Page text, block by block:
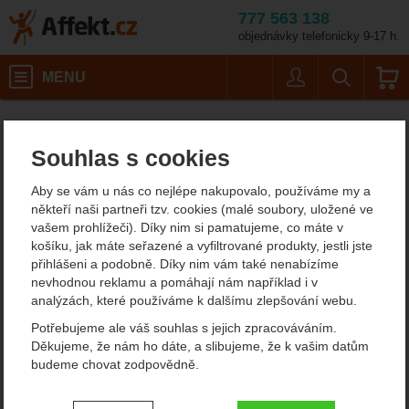
Souhlas s cookies
Aby se vám u nás co nejlépe nakupovalo, používáme my a
někteří naši partneři tzv. cookies (malé soubory, uložené ve
vašem prohlížeči). Díky nim si pamatujeme, co máte v
košíku, jak máte seřazené a vyfiltrované produkty, jestli jste
přihlášeni a podobně. Díky nim vám také nenabízíme
nevhodnou reklamu a pomáhají nám například i v
analýzách, které používáme k dalšímu zlepšování webu.
Potřebujeme ale váš souhlas s jejich zpracováváním.
Děkujeme, že nám ho dáte, a slibujeme, že k vašim datům
budeme chovat zodpovědně.
Nastavení souhlasů s kategoriemi
777 563 138
objednávky telefonicky 9-17 h.
MENU
Barva: černá
Pinguin Explorer 100
turistický batoh
doporučujeme!
Fotografie